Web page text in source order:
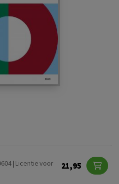
| Licentie voor
21,95